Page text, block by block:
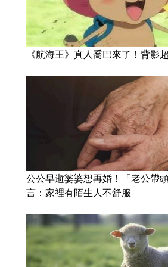
《航海王》真人喬巴來了！背影
公公早逝婆婆想再婚！「老公帶
言：家裡有陌生人不舒服